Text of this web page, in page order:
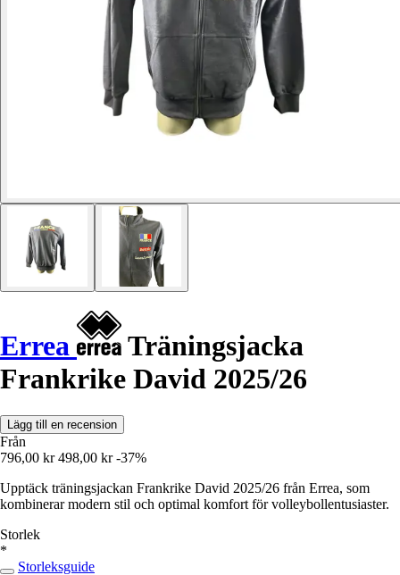
Errea
Träningsjacka
Frankrike David 2025/26
Lägg till en recension
Från
796,00 kr 498,00 kr -37%
Upptäck träningsjackan Frankrike David 2025/26 från Errea, som
kombinerar modern stil och optimal komfort för volleybollentusiaster.
Storlek
*
Storleksguide